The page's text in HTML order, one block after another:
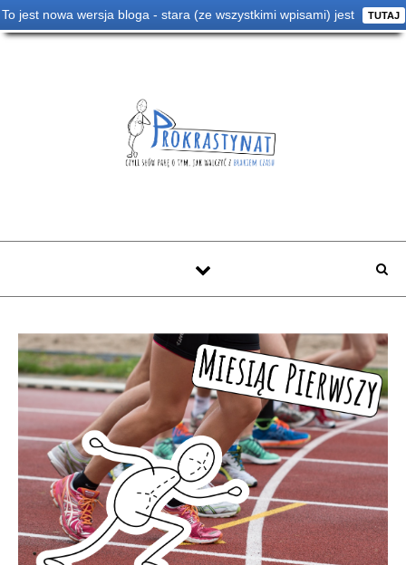
To jest nowa wersja bloga - stara (ze wszystkimi wpisami) jest TUTAJ